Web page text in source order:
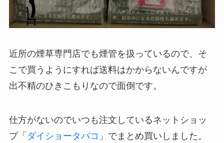
近所の煙草専門店でも煙管を扱っているので、そ
こで買うようにすれば送料はかからないんですが
出不精のひきこもりなので面倒です。
仕方がないのでいつも注文しているネットショッ
プ「 ダイショータバコ 」でまとめ買いしました。